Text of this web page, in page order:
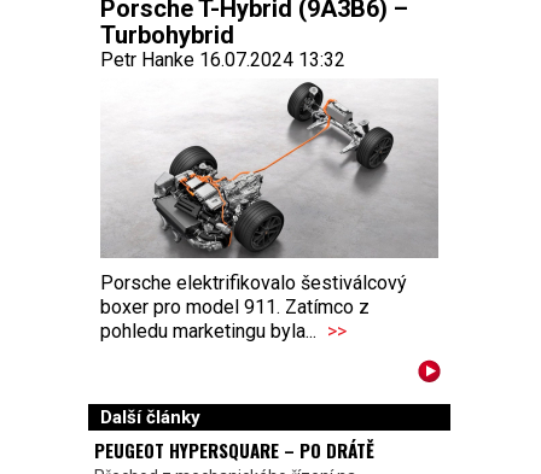
Porsche T-Hybrid (9A3B6) –
Turbohybrid
Petr Hanke 16.07.2024 13:32
Porsche elektrifikovalo šestiválcový
boxer pro model 911. Zatímco z
pohledu marketingu byla... >>
Další články
PEUGEOT HYPERSQUARE – PO DRÁTĚ